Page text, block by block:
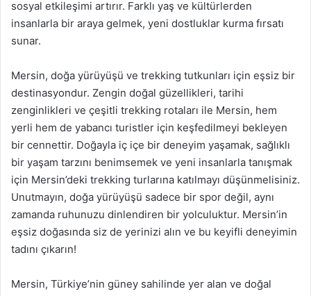
sosyal etkileşimi artırır. Farklı yaş ve kültürlerden
insanlarla bir araya gelmek, yeni dostluklar kurma fırsatı
sunar.
Mersin, doğa yürüyüşü ve trekking tutkunları için eşsiz bir
destinasyondur. Zengin doğal güzellikleri, tarihi
zenginlikleri ve çeşitli trekking rotaları ile Mersin, hem
yerli hem de yabancı turistler için keşfedilmeyi bekleyen
bir cennettir. Doğayla iç içe bir deneyim yaşamak, sağlıklı
bir yaşam tarzını benimsemek ve yeni insanlarla tanışmak
için Mersin’deki trekking turlarına katılmayı düşünmelisiniz.
Unutmayın, doğa yürüyüşü sadece bir spor değil, aynı
zamanda ruhunuzu dinlendiren bir yolculuktur. Mersin’in
eşsiz doğasında siz de yerinizi alın ve bu keyifli deneyimin
tadını çıkarın!
Mersin, Türkiye’nin güney sahilinde yer alan ve doğal